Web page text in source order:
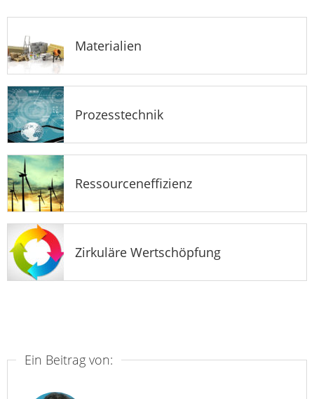
Materialien
Prozesstechnik
Ressourceneffizienz
Zirkuläre Wertschöpfung
Ein Beitrag von: